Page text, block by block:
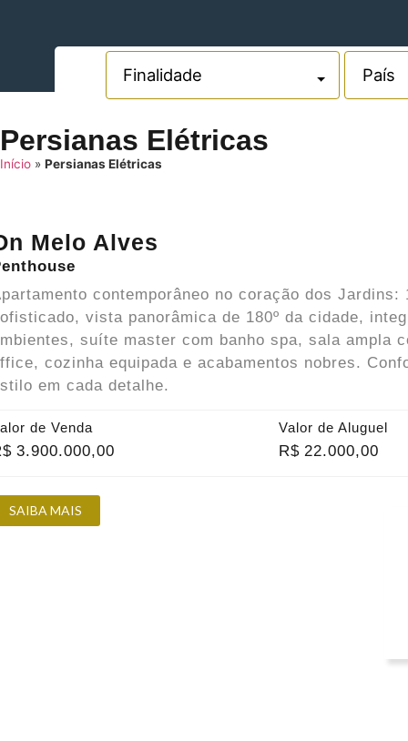
Persianas Elétricas
Início » Persianas Elétricas
Melo Alves
contemporâneo no coração dos Jardins:
vista panorâmica de 180º da cidade,
suíte master com banho spa, sala ampla
cozinha equipada e acabamentos nobres.
em cada detalhe.
de Venda
3.900.000,00
Valor de Aluguel
R$ 22.000,00
SAIBA MAIS